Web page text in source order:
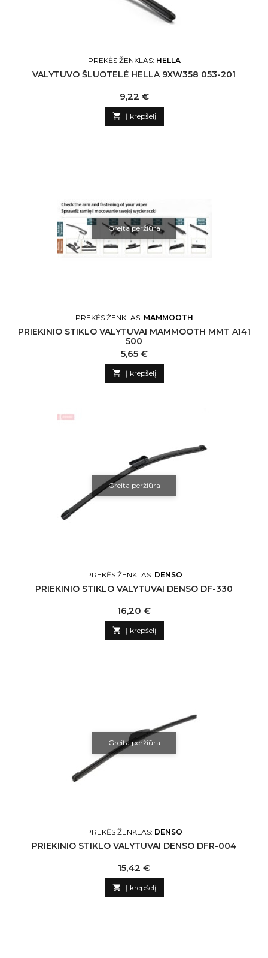
PREKĖS ŽENKLAS: HELLA
VALYTUVO ŠLUOTELĖ HELLA 9XW358 053-201
Kaina
9,22 €
 Į krepšelį
Greita peržiūra
PREKĖS ŽENKLAS: MAMMOOTH
PRIEKINIO STIKLO VALYTUVAI MAMMOOTH MMT A141
500
Kaina
5,65 €
 Į krepšelį
Greita peržiūra
PREKĖS ŽENKLAS: DENSO
PRIEKINIO STIKLO VALYTUVAI DENSO DF-330
Kaina
16,20 €
 Į krepšelį
Greita peržiūra
PREKĖS ŽENKLAS: DENSO
PRIEKINIO STIKLO VALYTUVAI DENSO DFR-004
Kaina
15,42 €
 Į krepšelį